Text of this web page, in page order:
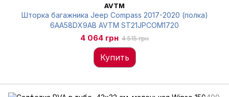
AVTM
Шторка багажника Jeep Compass 2017-2020 (полка)
6AA58DX9AB AVTM ST21JPCOM1720
4 064 грн 4 515 грн
Купить